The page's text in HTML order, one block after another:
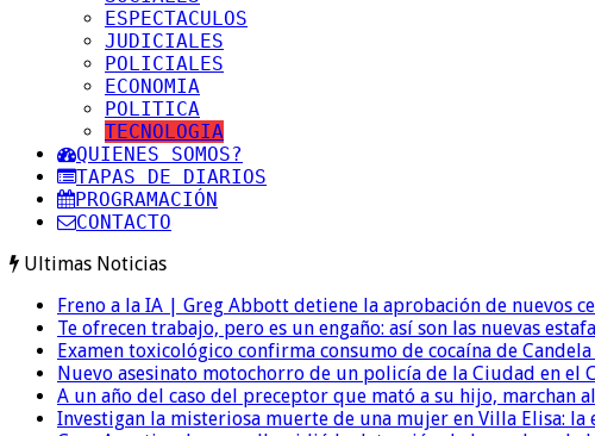
ESPECTACULOS
JUDICIALES
POLICIALES
ECONOMIA
POLITICA
TECNOLOGIA
QUIENES SOMOS?
TAPAS DE DIARIOS
PROGRAMACIÓN
CONTACTO
Ultimas Noticias
Freno a la IA | Greg Abbott detiene la aprobación de nuevos
Te ofrecen trabajo, pero es un engaño: así son las nuevas
Examen toxicológico confirma consumo de cocaína de
Nuevo asesinato motochorro de un policía de la Ciudad en el
A un año del caso del preceptor que mató a su hijo, marchan
Investigan la misteriosa muerte de una mujer en Villa Elisa: